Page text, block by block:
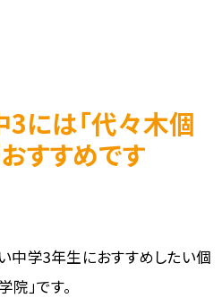
には「代々木個
すすめです
中学3年生におすすめしたい個
」です。